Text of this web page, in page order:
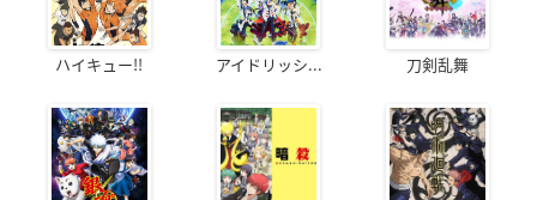
ハイキュー!! アイドリッシ... 刀剣乱舞